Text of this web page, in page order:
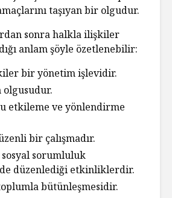
taşıyan bir olgudur.
sonra halkla ilişkiler
anlam şöyle özetlenebilir:
bir yönetim işlevidir.
etkileme ve yönlendirme
bir çalışmadır.
sorumluluk
düzenlediği etkinliklerdir.
bütünleşmesidir.